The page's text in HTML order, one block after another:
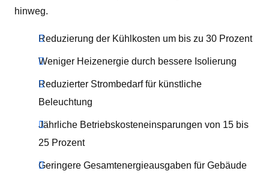
hinweg.
Reduzierung der Kühlkosten um bis zu 30 Prozent
Weniger Heizenergie durch bessere Isolierung
Reduzierter Strombedarf für künstliche
Beleuchtung
Jährliche Betriebskosteneinsparungen von 15 bis
25 Prozent
Geringere Gesamtenergieausgaben für Gebäude